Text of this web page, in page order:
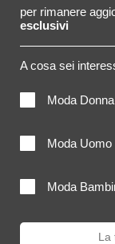
per rimanere
esclusivi
A cosa sei
Moda Donna
Moda Uomo
Moda